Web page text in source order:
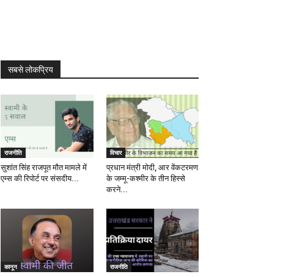
सबसे लोकप्रिय
राजनीति
सुशांत सिंह राजपूत मौत मामले में
एम्स की रिपोर्ट पर संसदीय...
विचार
प्रधान मंत्री मोदी, आर वेंकटरमण
के जम्मू-कश्मीर के तीन हिस्से
करने...
कानून राजनीति